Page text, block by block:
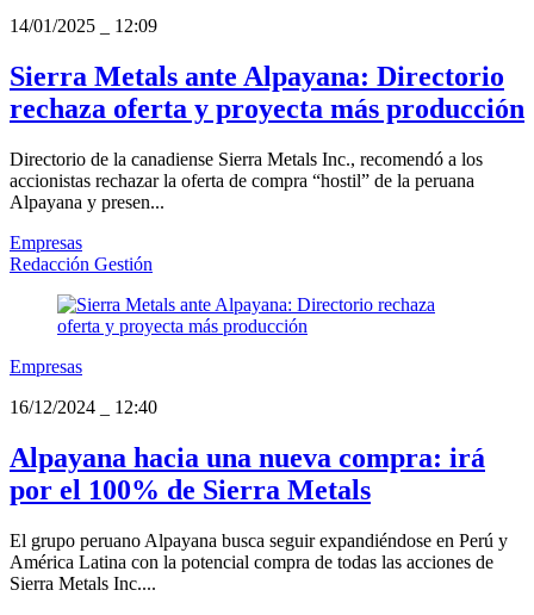
14/01/2025
12:09
Sierra Metals ante Alpayana: Directorio
rechaza oferta y proyecta más producción
Directorio de la canadiense Sierra Metals Inc., recomendó a los
accionistas rechazar la oferta de compra “hostil” de la peruana
Alpayana y presen...
Empresas
Redacción Gestión
Empresas
16/12/2024
12:40
Alpayana hacia una nueva compra: irá
por el 100% de Sierra Metals
El grupo peruano Alpayana busca seguir expandiéndose en Perú y
América Latina con la potencial compra de todas las acciones de
Sierra Metals Inc....